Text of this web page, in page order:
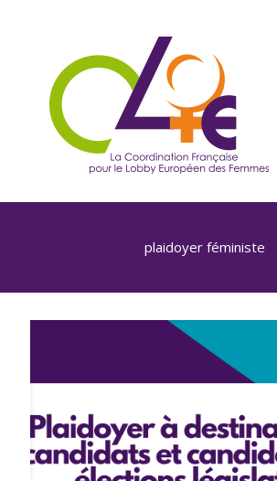
plaidoyer féministe